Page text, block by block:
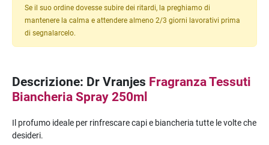
Se il suo ordine dovesse subire dei ritardi, la preghiamo di
mantenere la calma e attendere almeno 2/3 giorni lavorativi prima
di segnalarcelo.
Descrizione: Dr Vranjes Fragranza Tessuti
Biancheria Spray 250ml
Il profumo ideale per rinfrescare capi e biancheria tutte le volte che
desideri.